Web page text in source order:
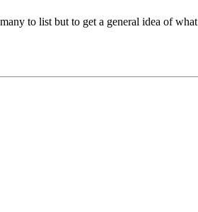
to list but to get a general idea of